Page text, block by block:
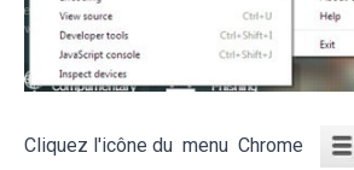
Cliquez l'icône du menu Chrome